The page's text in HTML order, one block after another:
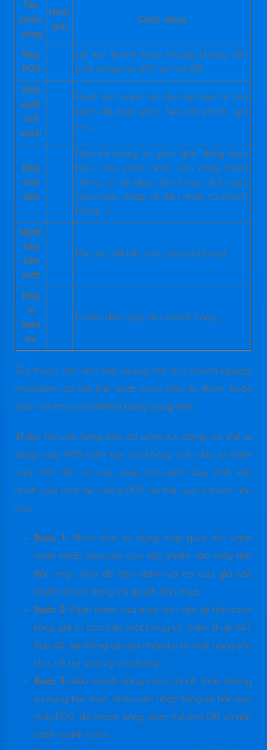
Tên
phần
cứng
Hình
ảnh
Chức năng
Máy
POS
Hỗ trợ thanh toán không không tiền
mặt bằng thẻ ATM và mã QR.
Máy
quét
mã
vạch
Quét mã vạch và đọc dữ liệu từ mã
vạch đó, bao gồm: Tên sản phẩm, giá
cả,...
Máy
tính
tiền
Hiển thị thông tin giao dịch đang thực
hiện. Cho phép nhân viên nhập thêm
thông tin về giao dịch (chọn chỗ ngồi,
sửa chữa, nhập số tiền nhận từ khách
hàng,...)
Ngăn
kéo
tiền
mặt
Khu vực để tiền mặt của cửa hàng.
Máy
in
biên
lai
In hóa đơn giấy cho khách hàng.
Tùy thuộc vào nhu cầu và quy mô của doanh nghiệp,
merchant có thể linh hoạt chọn đầu tư thêm hoặc
đầu tư ít hơn các thiết bị trong bảng trên.
Ví dụ:Với cửa hàng bán đồ uống lưu động, có thể sử
dụng máy POS cầm tay mà không cần đầu tư thêm
máy tính tiền và máy quét mã vạch. Quy trình vận
hành của một hệ thống POS sẽ trải qua 4 bước như
sau:
Bước 1: Nhân viên sử dụng máy quét mã vạch
hoặc nhập barcode của sản phẩm vào máy tính
tiền, mục đích để định danh và tra cứu giá sản
phẩm khách hàng khi quyết định mua.
Bước 2: Phần mềm của máy tính tiền sẽ tính toán
tổng giá trị của các mặt hàng và thêm thuế VAT.
Sau đó, hệ thống sẽ cập nhập lại số mặt hàng tồn
kho, hỗ trợ quản lý cửa hàng.
Bước 3: Nếu khách hàng chọn thanh toán không
sử dụng tiền mặt, nhân viên nhập tổng số tiền vào
máy POS, để khách hàng quẹt thẻ/mã QR và tiến
hành thanh toán.